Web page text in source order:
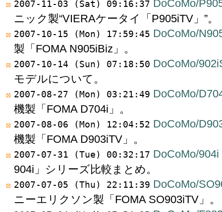
2007-11-03 (Sat) 09:16:37 DoCoMo/
ニック製“VIERAケータイ「P905iTV」”。
2007-10-15 (Mon) 17:59:45 DoCoMo/
製「FOMA N905iBiz」。
2007-10-14 (Sun) 07:18:50 DoCoMo/
モデルについて。
2007-08-27 (Mon) 03:21:49 DoCoMo/
機製「FOMA D704i」。
2007-08-06 (Mon) 12:04:52 DoCoMo/
機製「FOMA D903iTV」。
2007-07-31 (Tue) 00:32:17 DoCoMo/904i
904i」シリーズ比較まとめ。
2007-07-05 (Thu) 22:11:39 DoCoMo/
ニーエリクソン製「FOMA SO903iTV」。